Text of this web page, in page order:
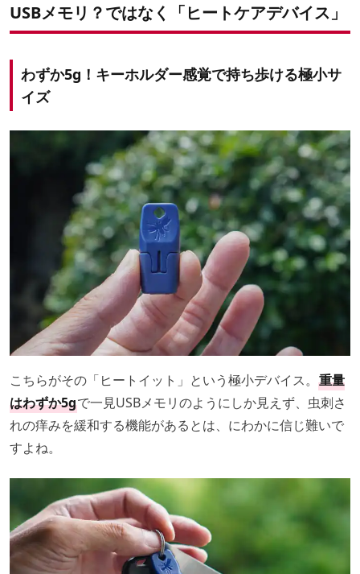
USBメモリ？ではなく「ヒートケアデバイス」
わずか5g！キーホルダー感覚で持ち歩ける極小サ
イズ
こちらがその「ヒートイット」という極小デバイス。 重量
はわずか5gで一見USBメモリのようにしか見えず、虫刺さ
れの痒みを緩和する機能があるとは、にわかに信じ難いで
すよね。